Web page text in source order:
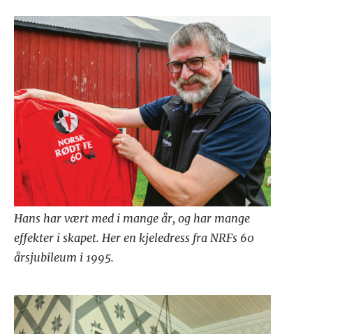
Hans har vært med i mange år, og har mange
effekter i skapet. Her en kjeledress fra NRFs 60
årsjubileum i 1995.